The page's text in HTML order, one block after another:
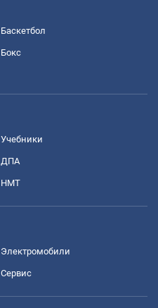
Баскетбол
Бокс
Учебники
ДПА
НМТ
Электромобили
Сервис